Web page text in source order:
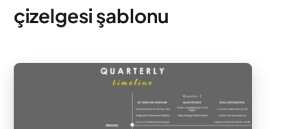
çizelgesi şablonu